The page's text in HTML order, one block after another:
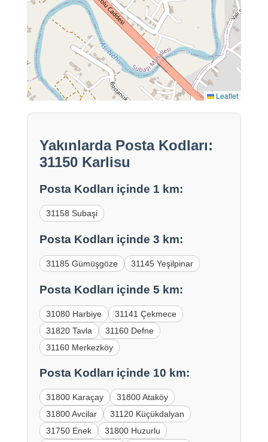
Leaflet
Yakınlarda Posta Kodları:
31150 Karlisu
Posta Kodları içinde 1 km:
31158 Subaşi
Posta Kodları içinde 3 km:
31185 Gümüşgöze 31145 Yeşilpinar
Posta Kodları içinde 5 km:
31080 Harbiye
31141 Çekmece
31820 Tavla
31160 Defne
31160 Merkezköy
Posta Kodları içinde 10 km:
31800 Karaçay
31800 Ataköy
31800 Avcilar
31120 Küçükdalyan
31750 Enek
31800 Huzurlu